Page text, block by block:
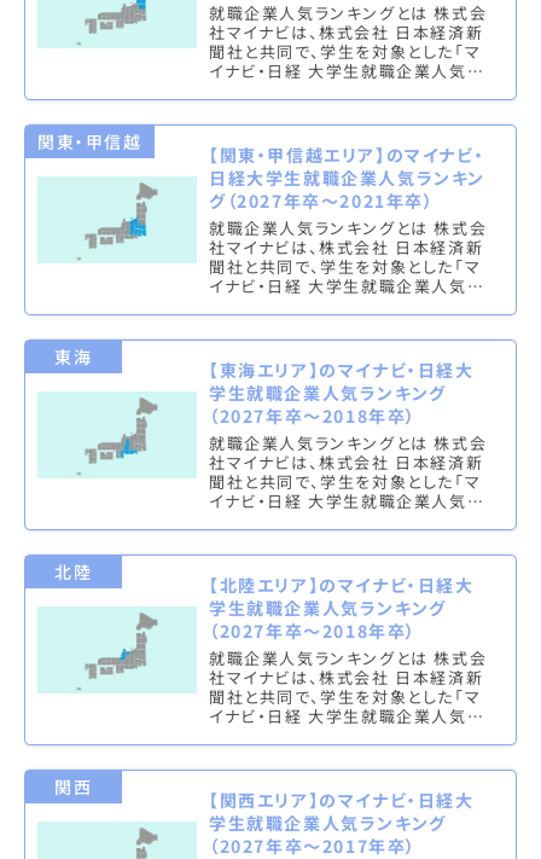
就職企業人気ランキングとは 株式会
社マイナビは、株式会社 日本経済新
聞社と共同で、学生を対象とした「マ
イナビ・日経 大学生就職企業人気ラ
関東・甲信越
【関東・甲信越エリア】のマイナビ・
日経大学生就職企業人気ランキン
グ（2027年卒～2021年卒）
就職企業人気ランキングとは 株式会
社マイナビは、株式会社 日本経済新
聞社と共同で、学生を対象とした「マ
イナビ・日経 大学生就職企業人気ラ
東海
【東海エリア】のマイナビ・日経大
学生就職企業人気ランキング
（2027年卒～2018年卒）
就職企業人気ランキングとは 株式会
社マイナビは、株式会社 日本経済新
聞社と共同で、学生を対象とした「マ
イナビ・日経 大学生就職企業人気ラ
北陸
【北陸エリア】のマイナビ・日経大
学生就職企業人気ランキング
（2027年卒～2018年卒）
就職企業人気ランキングとは 株式会
社マイナビは、株式会社 日本経済新
聞社と共同で、学生を対象とした「マ
イナビ・日経 大学生就職企業人気ラ
関西
【関西エリア】のマイナビ・日経大
学生就職企業人気ランキング
（2027年卒～2017年卒）